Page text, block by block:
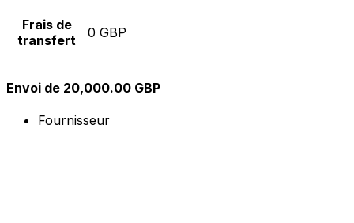
Frais de
transfert
0 GBP
Envoi de 20,000.00 GBP
Fournisseur